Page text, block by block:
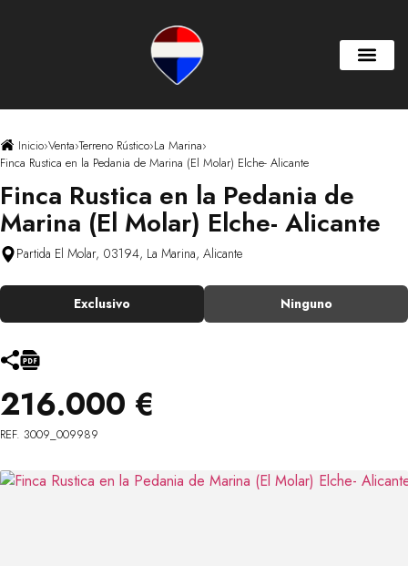
Inicio›Venta›Terreno Rústico›La Marina›
Finca Rustica en la Pedania de Marina (El Molar) Elche- Alicante
Finca Rustica en la Pedania de
Marina (El Molar) Elche- Alicante
Partida El Molar, 03194, La Marina, Alicante
Exclusivo Ninguno
216.000 €
REF. 3009_009989